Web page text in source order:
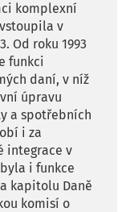
komplexní
v
Od roku 1993
funkci
daní, v níž
úpravu
a spotřebních
i za
integrace v
i funkce
kapitolu Daně
komisí o